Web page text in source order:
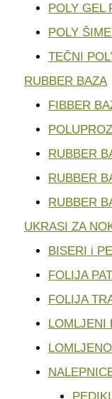
POLY GEL
POLY
TEČNI
RUBBER BAZA
FIBBER
RUBBER
RUBBER
RUBBER
UKRASI ZA
BISERI i
FOLIJA
FOLIJA
LOMLJENI